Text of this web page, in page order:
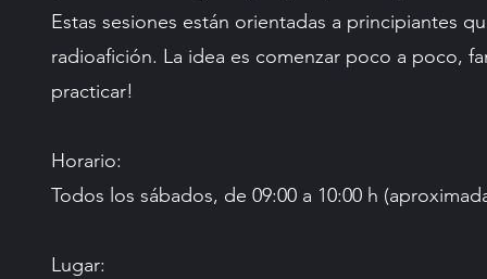
Estas sesiones están orientadas a principiantes
radioafición. La idea es comenzar poco a poco,
practicar!
Horario:
Todos los sábados, de 09:00 a 10:00 h
Lugar: